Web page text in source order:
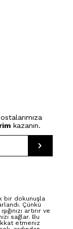
kazanın.
bir dokunuşla
Çünkü
artırır ve
sağlar. Bu
etmeniz